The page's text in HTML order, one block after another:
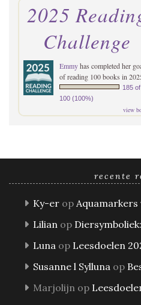
2025
Challenge
Emmyhas completed her
of reading 100 books in
185 of
100 (100%)
view
recente
Ky-er op
Lilian op
Luna op Leesdoelen
Susanne l Sylluna op
Marjolijn op